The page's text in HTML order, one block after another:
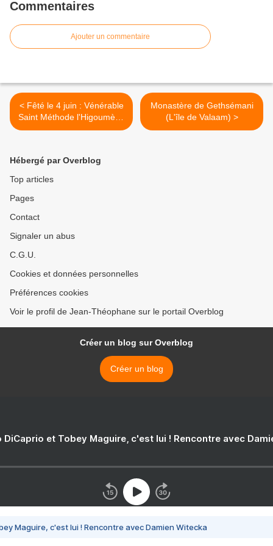
Commentaires
Ajouter un commentaire
< Fêté le 4 juin : Vénérable
Saint Méthode l'Higoumène
de Peshnosha et le Disciple
Monastère de Gethsémani
(L'île de Valaam) >
Hébergé par Overblog
Top articles
Pages
Contact
Signaler un abus
C.G.U.
Cookies et données personnelles
Préférences cookies
Voir le profil de Jean-Théophane sur le portail Overblog
Créer un blog sur Overblog
Créer un blog
DiCaprio et Tobey Maguire, c'est lui ! Rencontre avec
Maguire, c'est lui ! Rencontre avec Damien Witecka